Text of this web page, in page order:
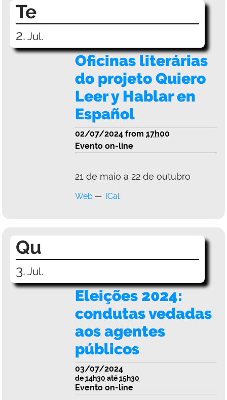
Te
2. Jul.
Oficinas literárias
do projeto Quiero
Leer y Hablar en
Español
02/07/2024 from 17h00
Evento on-line
21 de maio a 22 de outubro
Web iCal
Qu
3. Jul.
Eleições 2024:
condutas vedadas
aos agentes
públicos
03/07/2024
de14h30 até15h30
Evento on-line